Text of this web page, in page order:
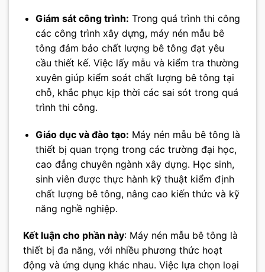
Giám sát công trình: Trong quá trình thi công
các công trình xây dựng, máy nén mẫu bê
tông đảm bảo chất lượng bê tông đạt yêu
cầu thiết kế. Việc lấy mẫu và kiểm tra thường
xuyên giúp kiểm soát chất lượng bê tông tại
chỗ, khắc phục kịp thời các sai sót trong quá
trình thi công.
Giáo dục và đào tạo: Máy nén mẫu bê tông là
thiết bị quan trọng trong các trường đại học,
cao đẳng chuyên ngành xây dựng. Học sinh,
sinh viên được thực hành kỹ thuật kiểm định
chất lượng bê tông, nâng cao kiến thức và kỹ
năng nghề nghiệp.
Kết luận cho phần này: Máy nén mẫu bê tông là
thiết bị đa năng, với nhiều phương thức hoạt
động và ứng dụng khác nhau. Việc lựa chọn loại